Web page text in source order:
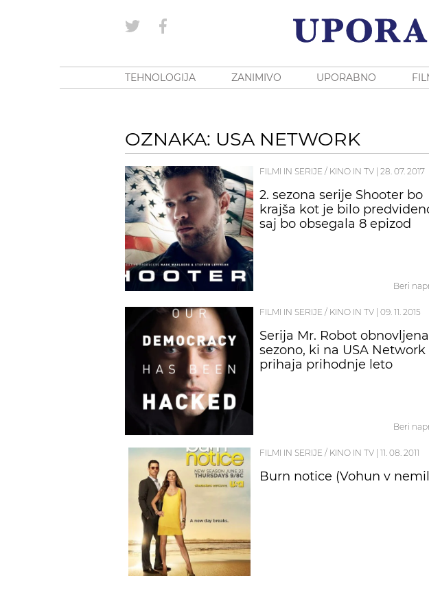
TEHNOLOGIJA ZANIMIVO UPORABNO
OZNAKA: USA NETWORK
FILMI IN SERIJE / KINO IN TV 28. 07. 2017
2. sezona serije Shooter bo
krajša kot je bilo
saj bo obsegala 8 epizod
Beri
FILMI IN SERIJE / KINO IN TV 09. 11. 2015
Serija Mr. Robot obnovljena
sezono, ki na USA Network
prihaja prihodnje leto
Beri
FILMI IN SERIJE / KINO IN TV 11. 08. 2011
Burn notice (Vohun v